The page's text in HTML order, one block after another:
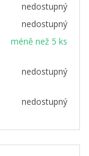
nedostupný
nedostupný
méně než 5 ks
nedostupný
nedostupný